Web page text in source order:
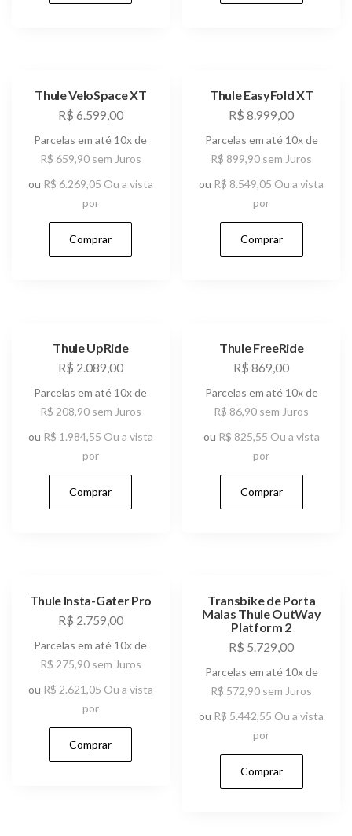
Thule VeloSpace XT
R$ 6.599,00
Parcelas em até 10x de
R$ 659,90 sem Juros
ou R$ 6.269,05 Ou a vista
por
Comprar
Thule EasyFold XT
R$ 8.999,00
Parcelas em até 10x de
R$ 899,90 sem Juros
ou R$ 8.549,05 Ou a vista
por
Comprar
Thule UpRide
R$ 2.089,00
Parcelas em até 10x de
R$ 208,90 sem Juros
ou R$ 1.984,55 Ou a vista
por
Comprar
Thule FreeRide
R$ 869,00
Parcelas em até 10x de
R$ 86,90 sem Juros
ou R$ 825,55 Ou a vista
por
Comprar
Thule Insta-Gater Pro
R$ 2.759,00
Parcelas em até 10x de
R$ 275,90 sem Juros
ou R$ 2.621,05 Ou a vista
por
Comprar
Transbike de Porta
Malas Thule OutWay
Platform 2
R$ 5.729,00
Parcelas em até 10x de
R$ 572,90 sem Juros
ou R$ 5.442,55 Ou a vista
por
Comprar